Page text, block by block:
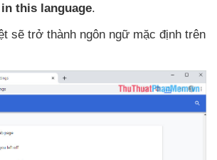
this language.
sẽ trở thành ngôn ngữ mặc định trên